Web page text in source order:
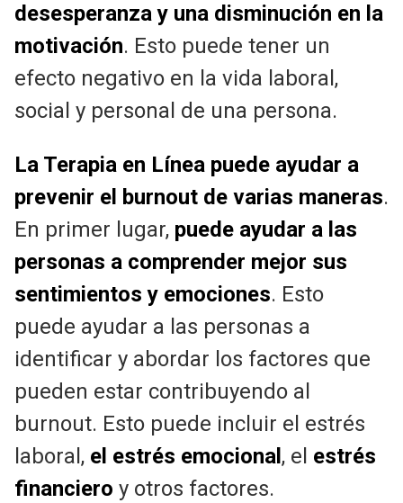
desesperanza y una disminución en la
motivación. Esto puede tener un
efecto negativo en la vida laboral,
social y personal de una persona.
La Terapia en Línea puede ayudar a
prevenir el burnout de varias maneras.
En primer lugar, puede ayudar a las
personas a comprender mejor sus
sentimientos y emociones. Esto
puede ayudar a las personas a
identificar y abordar los factores que
pueden estar contribuyendo al
burnout. Esto puede incluir el estrés
laboral, el estrés emocional , el estrés
financiero y otros factores.